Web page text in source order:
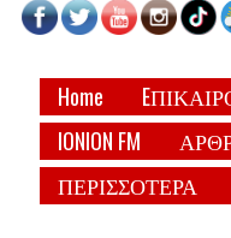
Home
IONION FM
ΠΕΡΙΣΣΟΤΕΡΑ